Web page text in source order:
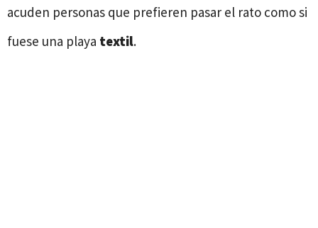
acuden personas que prefieren pasar el rato como si
fuese una playa textil.